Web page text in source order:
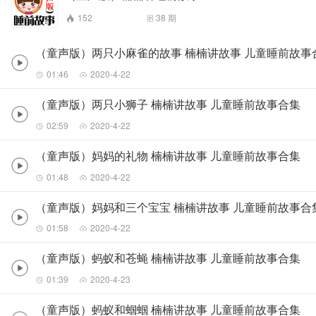
152 38 期
（童声版）两只小麻雀的故事 楠楠讲故事 儿童睡前故事
01:46 2020-4-22
（童声版）两只小狮子 楠楠讲故事 儿童睡前故事合集
02:59 2020-4-22
（童声版）妈妈的礼物 楠楠讲故事 儿童睡前故事合集
01:48 2020-4-22
（童声版）妈妈和三个宝宝 楠楠讲故事 儿童睡前故事合
01:58 2020-4-22
（童声版）蚂蚁和苍蝇 楠楠讲故事 儿童睡前故事合集
01:39 2020-4-23
（童声版）蚂蚁和蝈蝈 楠楠讲故事 儿童睡前故事合集